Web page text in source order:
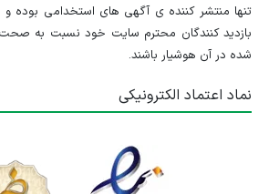
تنها منتشر کننده ی آگهی های استخدامی بوده و
بازدید کنندگان محترم سایت خود نسبت به
شده در آن هوشیار باشند.
نماد اعتماد الکترونیکی